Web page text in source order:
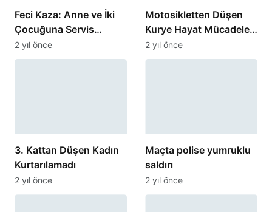
Feci Kaza: Anne ve İki
Çocuğuna Servis
Minibüsü Çarptı
2 yıl önce
Motosikletten Düşen
Kurye Hayat Mücadelesi
Veriyor
2 yıl önce
3. Kattan Düşen Kadın
Kurtarılamadı
2 yıl önce
Maçta polise yumruklu
saldırı
2 yıl önce